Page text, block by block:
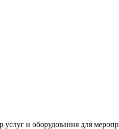
и оборудования для